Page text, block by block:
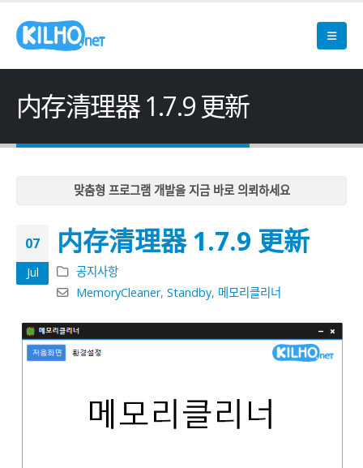
内存清理器 1.7.9 更新
맞춤형 프로그램 개발을 지금 바로 의뢰하세요
맞춤형 프로그램 개발을 지금 바로 의뢰하세요
맞춤형 프로그램 개발을 지금 바로 의뢰하세요
맞춤형 프로그램 개발을 지금 바로 의뢰하세요
07
Jul
内存清理器 1.7.9 更新
공지사항
MemoryCleaner,Standby, 메모리클리너